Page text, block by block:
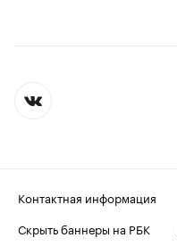
Контактная информация
Скрыть баннеры на РБК